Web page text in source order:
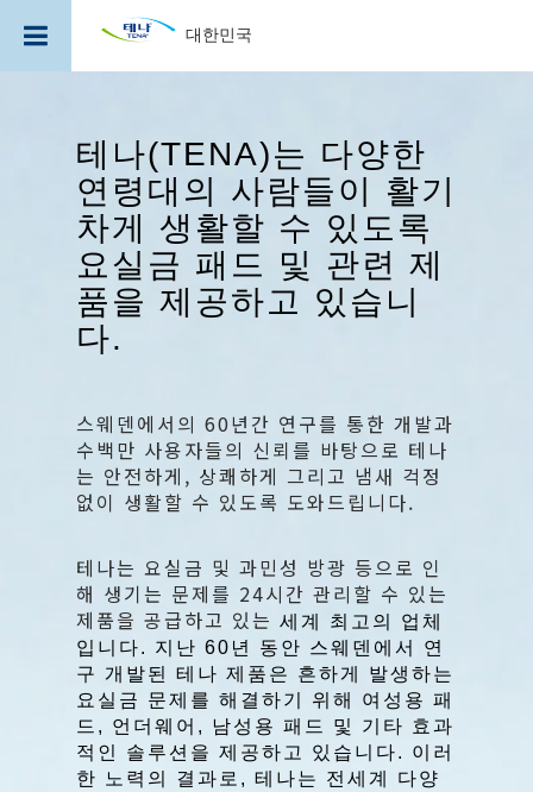
대한민국
테나(TENA)는 다양한
연령대의 사람들이 활기
차게 생활할 수 있도록
요실금 패드 및 관련 제
품을 제공하고 있습니
다.
스웨덴에서의 60년간 연구를 통한 개발과
수백만 사용자들의 신뢰를 바탕으로 테나
는 안전하게, 상쾌하게 그리고 냄새 걱정
없이 생활할 수 있도록 도와드립니다.
테나는 요실금 및 과민성 방광 등으로 인
해 생기는 문제를 24시간 관리할 수 있는
제품을 공급하고 있는 세계 최고의 업체
입니다. 지난 60 년 동안 스웨덴에서 연
구 개발된 테나 제품은 흔하게 발생하는
요실금 문제를 해결하기 위해 여성용 패
드 , 언더웨어 , 남성용 패드 및 기타 효과
적인 솔루션을 제공하고 있습니다. 이러
한 노력의 결과로 , 테나는 전세계 다양